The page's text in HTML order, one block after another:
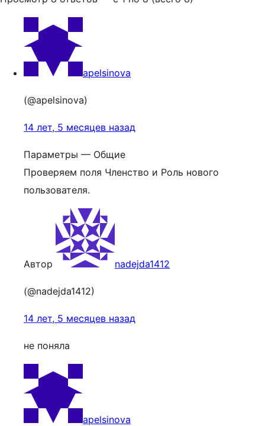
apelsinova
(@apelsinova)
14 лет, 5 месяцев назад
Параметры — Общие
Проверяем поля Членство и Роль нового
пользователя.
Автор nadejda1412
(@nadejda1412)
14 лет, 5 месяцев назад
не поняла
apelsinova